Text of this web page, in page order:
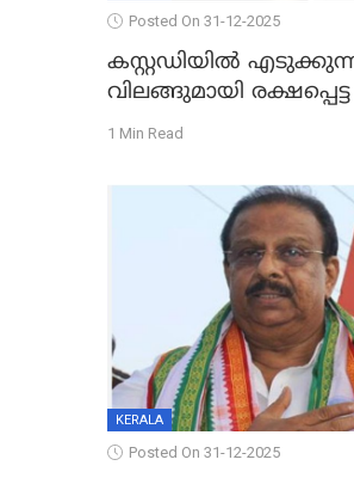
Posted On 31-12-2025
കസ്റ്റഡിയിൽ
വിലങ്ങുമായി
പ്രതി പിടിയിൽ
1 Min Read
KERALA
Posted On 31-12-2025